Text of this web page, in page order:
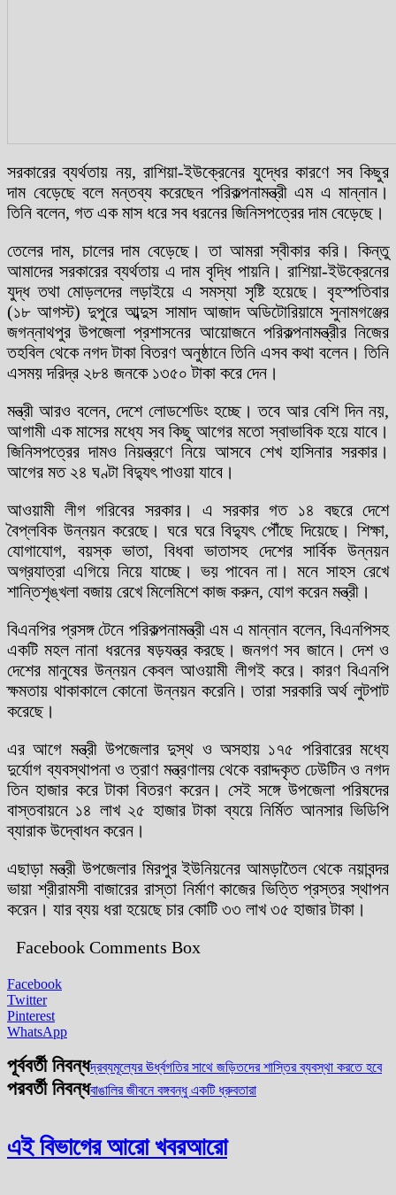
সরকারের ব্যর্থতায় নয়, রাশিয়া-ইউক্রেনের যুদ্ধের কারণে সব কিছুর
দাম বেড়েছে বলে মন্তব্য করেছেন পরিকল্পনামন্ত্রী এম এ মান্নান।
তিনি বলেন, গত এক মাস ধরে সব ধরনের জিনিসপত্রের দাম বেড়েছে।
তেলের দাম, চালের দাম বেড়েছে। তা আমরা স্বীকার করি। কিন্তু
আমাদের সরকারের ব্যর্থতায় এ দাম বৃদ্ধি পায়নি। রাশিয়া-ইউক্রেনের
যুদ্ধ তথা মোড়লদের লড়াইয়ে এ সমস্যা সৃষ্টি হয়েছে। বৃহস্পতিবার
(১৮ আগস্ট) দুপুরে আব্দুস সামাদ আজাদ অডিটোরিয়ামে সুনামগঞ্জের
জগন্নাথপুর উপজেলা প্রশাসনের আয়োজনে পরিকল্পনামন্ত্রীর নিজের
তহবিল থেকে নগদ টাকা বিতরণ অনুষ্ঠানে তিনি এসব কথা বলেন। তিনি
এসময় দরিদ্র ২৮৪ জনকে ১৩৫০ টাকা করে দেন।
মন্ত্রী আরও বলেন, দেশে লোডশেডিং হচ্ছে। তবে আর বেশি দিন নয়,
আগামী এক মাসের মধ্যে সব কিছু আগের মতো স্বাভাবিক হয়ে যাবে।
জিনিসপত্রের দামও নিয়ন্ত্রণে নিয়ে আসবে শেখ হাসিনার সরকার।
আগের মত ২৪ ঘণ্টা বিদ্যুৎ পাওয়া যাবে।
আওয়ামী লীগ গরিবের সরকার। এ সরকার গত ১৪ বছরে দেশে
বৈপ্লবিক উন্নয়ন করেছে। ঘরে ঘরে বিদ্যুৎ পৌঁছে দিয়েছে। শিক্ষা,
যোগাযোগ, বয়স্ক ভাতা, বিধবা ভাতাসহ দেশের সার্বিক উন্নয়ন
অগ্রযাত্রা এগিয়ে নিয়ে যাচ্ছে। ভয় পাবেন না। মনে সাহস রেখে
শান্তিশৃঙ্খলা বজায় রেখে মিলেমিশে কাজ করুন, যোগ করেন মন্ত্রী।
বিএনপির প্রসঙ্গ টেনে পরিকল্পনামন্ত্রী এম এ মান্নান বলেন, বিএনপিসহ
একটি মহল নানা ধরনের ষড়যন্ত্র করছে। জনগণ সব জানে। দেশ ও
দেশের মানুষের উন্নয়ন কেবল আওয়ামী লীগই করে। কারণ বিএনপি
ক্ষমতায় থাকাকালে কোনো উন্নয়ন করেনি। তারা সরকারি অর্থ লুটপাট
করেছে।
এর আগে মন্ত্রী উপজেলার দুস্থ ও অসহায় ১৭৫ পরিবারের মধ্যে
দুর্যোগ ব্যবস্থাপনা ও ত্রাণ মন্ত্রণালয় থেকে বরাদ্দকৃত ঢেউটিন ও নগদ
তিন হাজার করে টাকা বিতরণ করেন। সেই সঙ্গে উপজেলা পরিষদের
বাস্তবায়নে ১৪ লাখ ২৫ হাজার টাকা ব্যয়ে নির্মিত আনসার ভিডিপি
ব্যারাক উদ্বোধন করেন।
এছাড়া মন্ত্রী উপজেলার মিরপুর ইউনিয়নের আমড়াতৈল থেকে নয়াবন্দর
ভায়া শ্রীরামসী বাজারের রাস্তা নির্মাণ কাজের ভিত্তি প্রস্তর স্থাপন
করেন। যার ব্যয় ধরা হয়েছে চার কোটি ৩৩ লাখ ৩৫ হাজার টাকা।
Facebook Comments Box
Facebook
Twitter
Pinterest
WhatsApp
পূর্ববর্তী নিবন্ধদ্রব্যমূল্যের ঊর্ধ্বগতির সাথে জড়িতদের শাস্তির ব্যবস্থা করতে হবে
পরবর্তী নিবন্ধবাঙালির জীবনে বঙ্গবন্ধু একটি ধ্রুবতারা
এই বিভাগের আরো খবরআরো